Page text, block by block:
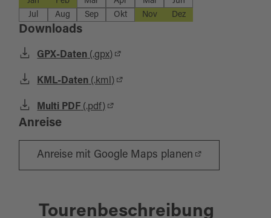
Jul
Aug Sep Okt Nov Dez
Downloads
GPX-Daten (.gpx)
KML-Daten (.kml)
Multi PDF (.pdf)
Anreise
Anreise mit Google Maps planen
Tourenbeschreibung